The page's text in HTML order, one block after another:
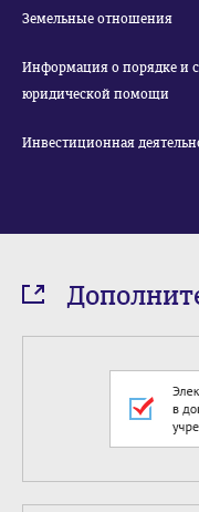
Земельные отношения
Информация о порядке и
юридической помощи
Инвестиционная